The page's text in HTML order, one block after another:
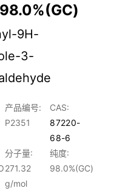
9H-
3-
产品编号:
P2351
CAS:
87220-
68-6
分子量:
271.32
g/mol
纯度:
98.0%(GC)